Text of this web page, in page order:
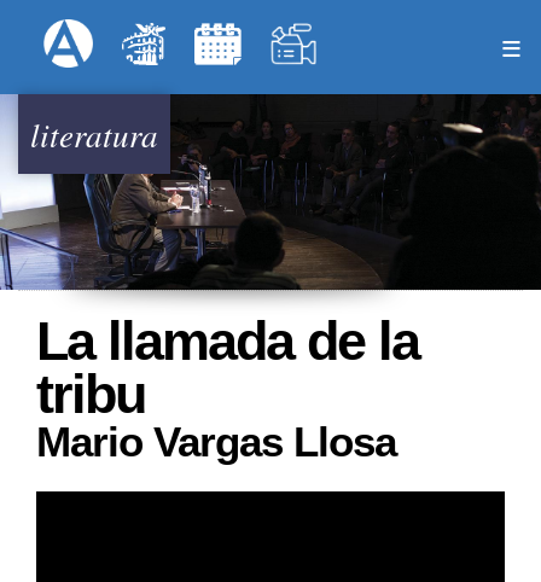
al
Menú Superior
literatura
La llamada de la
tribu
Mario Vargas Llosa